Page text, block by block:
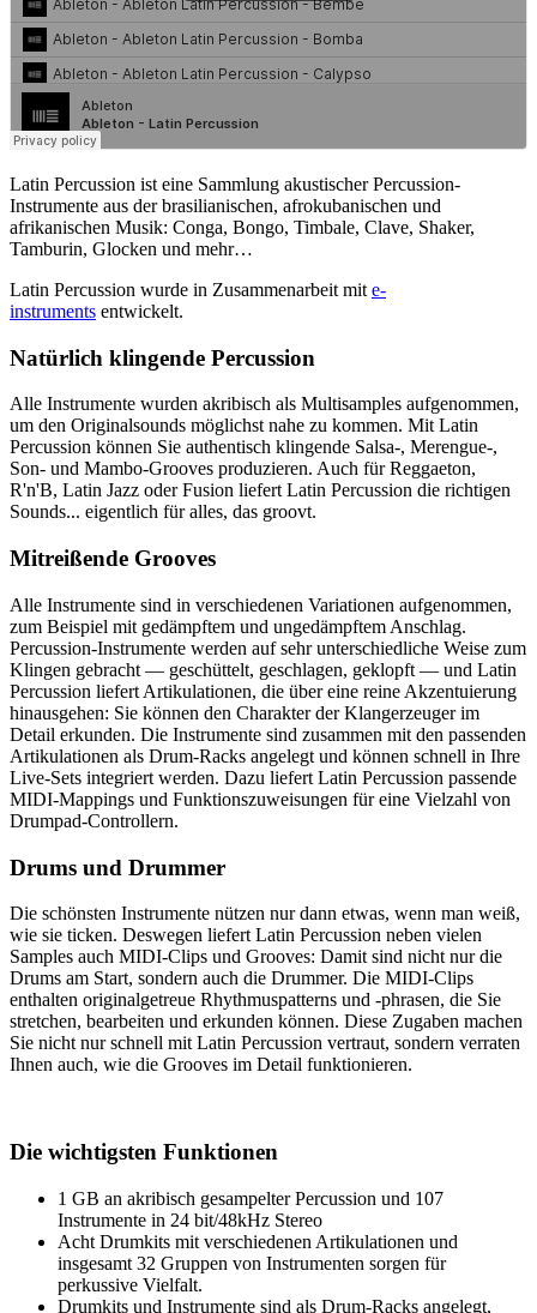
Latin Percussion ist eine Sammlung akustischer Percussion-
Instrumente aus der brasilianischen, afrokubanischen und
afrikanischen Musik: Conga, Bongo, Timbale, Clave, Shaker,
Tamburin, Glocken und mehr…
Latin Percussion wurde in Zusammenarbeit mit e-
instruments entwickelt.
Natürlich klingende Percussion
Alle Instrumente wurden akribisch als Multisamples aufgenommen,
um den Originalsounds möglichst nahe zu kommen. Mit Latin
Percussion können Sie authentisch klingende Salsa-, Merengue-,
Son- und Mambo-Grooves produzieren. Auch für Reggaeton,
R'n'B, Latin Jazz oder Fusion liefert Latin Percussion die richtigen
Sounds... eigentlich für alles, das groovt.
Mitreißende Grooves
Alle Instrumente sind in verschiedenen Variationen aufgenommen,
zum Beispiel mit gedämpftem und ungedämpftem Anschlag.
Percussion-Instrumente werden auf sehr unterschiedliche Weise zum
Klingen gebracht — geschüttelt, geschlagen, geklopft — und Latin
Percussion liefert Artikulationen, die über eine reine Akzentuierung
hinausgehen: Sie können den Charakter der Klangerzeuger im
Detail erkunden. Die Instrumente sind zusammen mit den passenden
Artikulationen als Drum-Racks angelegt und können schnell in Ihre
Live-Sets integriert werden. Dazu liefert Latin Percussion passende
MIDI-Mappings und Funktionszuweisungen für eine Vielzahl von
Drumpad-Controllern.
Drums und Drummer
Die schönsten Instrumente nützen nur dann etwas, wenn man weiß,
wie sie ticken. Deswegen liefert Latin Percussion neben vielen
Samples auch MIDI-Clips und Grooves: Damit sind nicht nur die
Drums am Start, sondern auch die Drummer. Die MIDI-Clips
enthalten originalgetreue Rhythmuspatterns und -phrasen, die Sie
stretchen, bearbeiten und erkunden können. Diese Zugaben machen
Sie nicht nur schnell mit Latin Percussion vertraut, sondern verraten
Ihnen auch, wie die Grooves im Detail funktionieren.
Die wichtigsten Funktionen
1 GB an akribisch gesampelter Percussion und 107
Instrumente in 24 bit/48kHz Stereo
Acht Drumkits mit verschiedenen Artikulationen und
insgesamt 32 Gruppen von Instrumenten sorgen für
perkussive Vielfalt.
Drumkits und Instrumente sind als Drum-Racks angelegt,